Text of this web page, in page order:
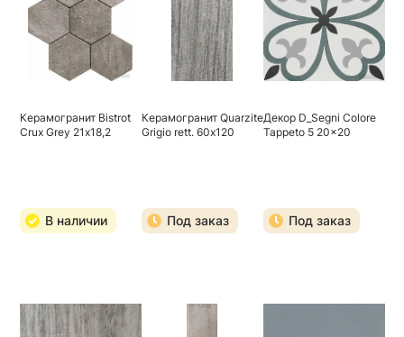
Керамогранит Bistrot
Crux Grey 21х18,2
В наличии
Керамогранит Quarzite
Grigio rett. 60х120
Под заказ
Декор D_Segni Colore
Tappeto 5 20x20
Под заказ